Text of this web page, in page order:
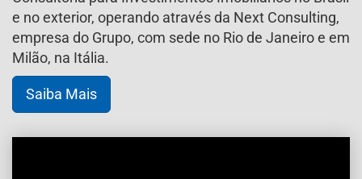
e no exterior, operando através da Next Consulting,
empresa do Grupo, com sede no Rio de Janeiro e em
Milão, na Itália.
Saiba Mais